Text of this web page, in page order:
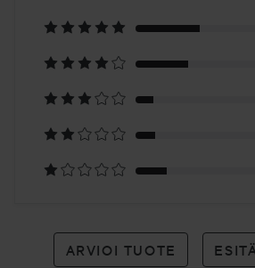
77
arvioon
ARVIOI TUOTE